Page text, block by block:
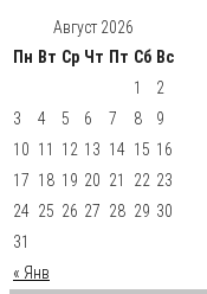
Август 2026
Пн Вт Ср Чт Пт Сб Вс
« Янв
1
2
3
4 5 6 7 8
9
10 11 12 13 14 15 16
17 18 19 20 21 22 23
24 25 26 27 28 29 30
31